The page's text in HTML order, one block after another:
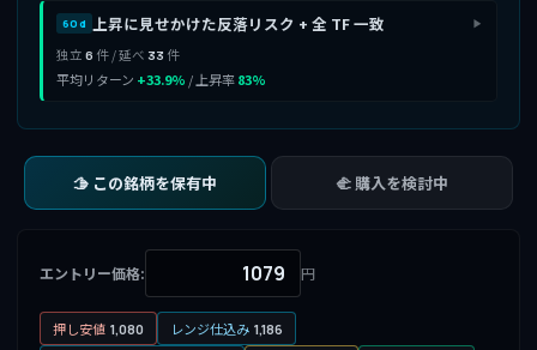
60d 上昇に見せかけた反落リスク + 全 TF 一致 ▶
独立 6 件 / 延べ 33 件
平均リターン +33.9% / 上昇率83%
🫱 この銘柄を保有中 🫲 購入を検討中
エントリー価格: 円
押し安値 1,080 レンジ仕込み 1,186